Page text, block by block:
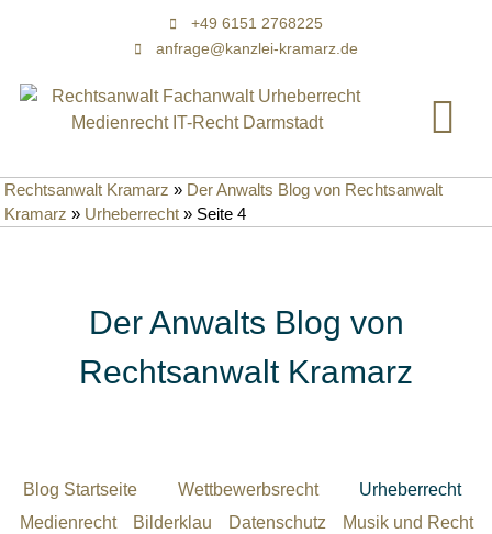
+49 6151 2768225
anfrage@kanzlei-kramarz.de
Rechtsanwalt Kramarz » Der Anwalts Blog von Rechtsanwalt
Kramarz » Urheberrecht » Seite 4
Der Anwalts Blog von
Rechtsanwalt Kramarz
Blog Startseite Wettbewerbsrecht
Urheberrecht
Medienrecht
Bilderklau Datenschutz
Musik und Recht